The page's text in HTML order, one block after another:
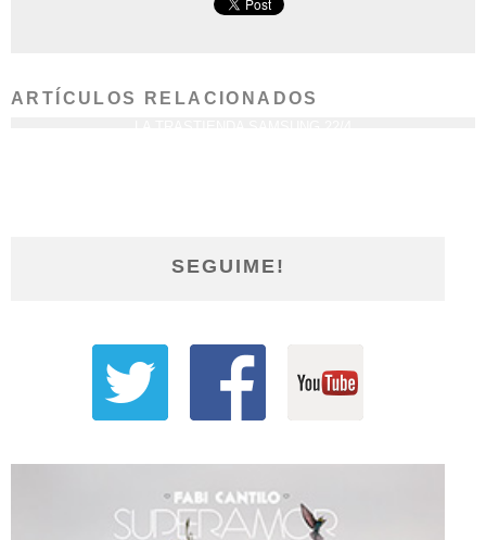
ARTÍCULOS RELACIONADOS
SEGUIME!